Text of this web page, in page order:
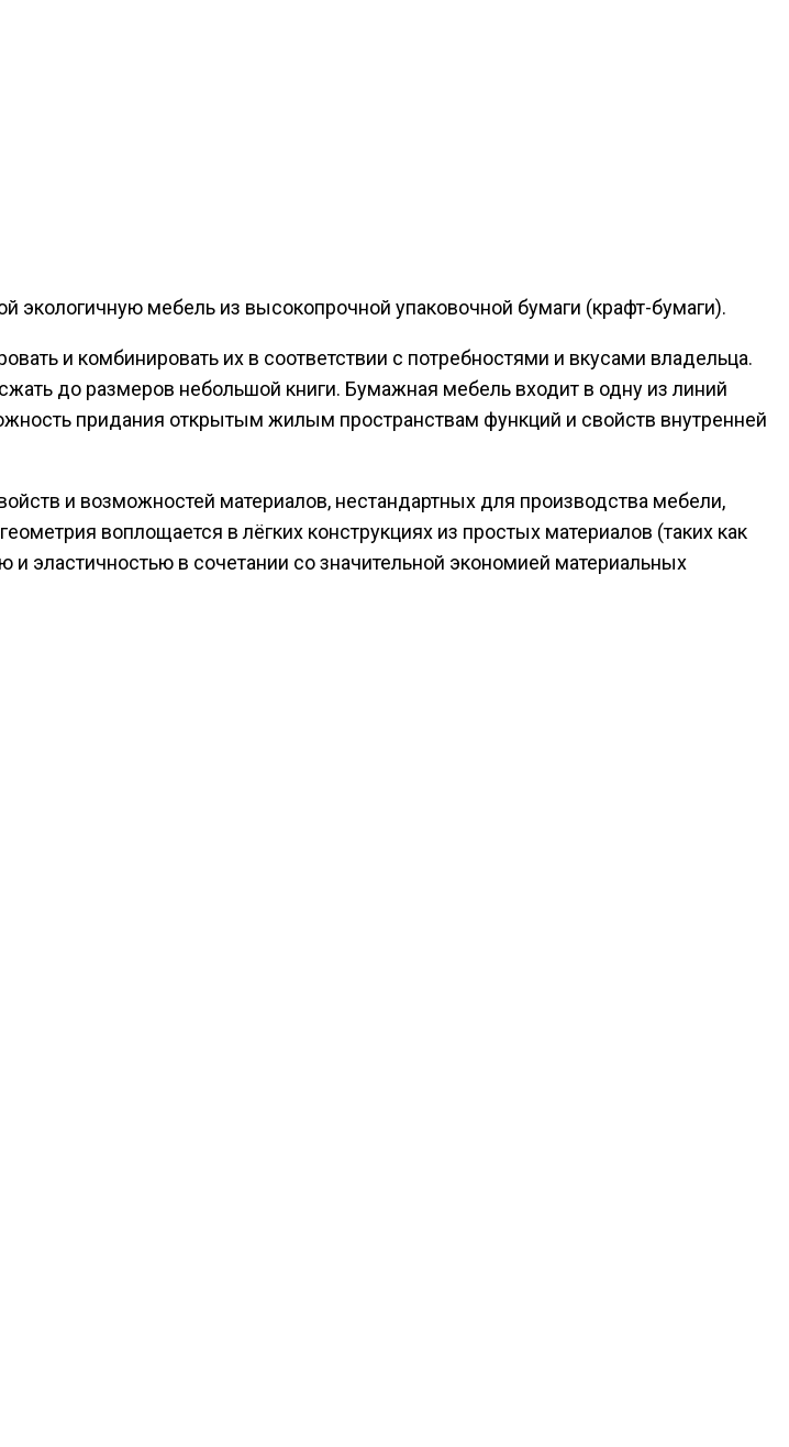
экологичную мебель из высокопрочной упаковочной бумаги (крафт-бумаги).
и комбинировать их в соответствии с потребностями и вкусами владельца.
до размеров небольшой книги. Бумажная мебель входит в одну из линий
придания открытым жилым пространствам функций и свойств внутренней
и возможностей материалов, нестандартных для производства мебели,
воплощается в лёгких конструкциях из простых материалов (таких как
эластичностью в сочетании со значительной экономией материальных